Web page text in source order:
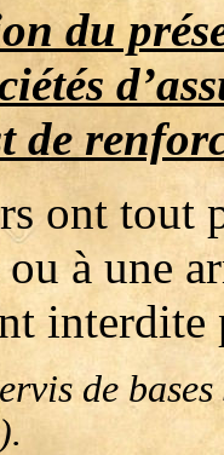
du
de
ont tout
à une
interdite
de